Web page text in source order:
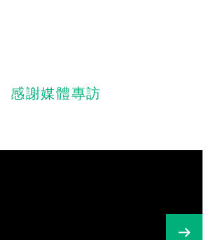
感謝媒體專訪